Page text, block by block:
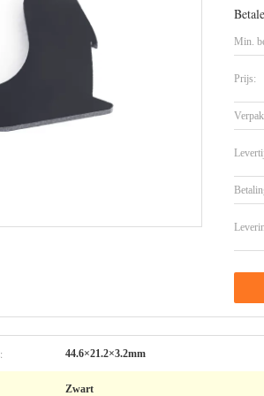
Min.
Prijs:
44.6×21.2×3.2mm
Zwart